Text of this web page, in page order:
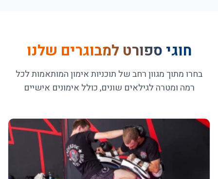
חוגי ספורט למבוגרים שלנו
בחרו מתוך מגוון רחב של תוכניות אימון המותאמות לכל
רמה ומטרה לגילאים שונים, כולל אימונים אישיים